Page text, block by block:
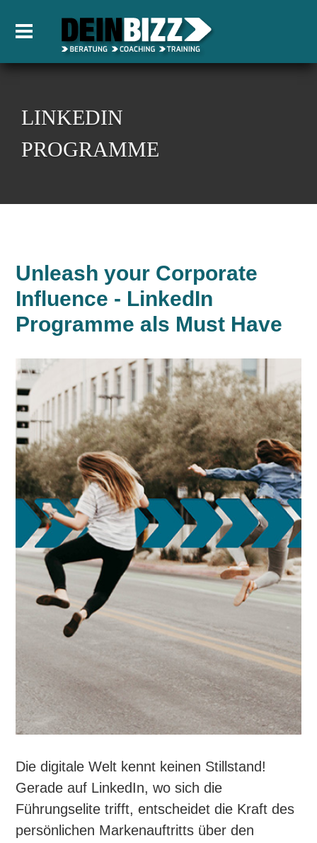
LINKEDIN
PROGRAMME
Unleash your Corporate
Influence - LinkedIn
Programme als Must Have
Die digitale Welt kennt keinen Stillstand!
Gerade auf LinkedIn, wo sich die
Führungselite trifft, entscheidet die Kraft des
persönlichen Markenauftritts über den